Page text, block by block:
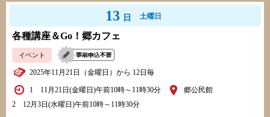
13 日 土曜日
各種講座＆Go！郷カフェ
イベント
2025年11月21日（金曜日）から 12日毎
1 11月21日(金曜日)午前10時～11時30分
2 12月3日(水曜日)午前10時～11時30分
郷公民館